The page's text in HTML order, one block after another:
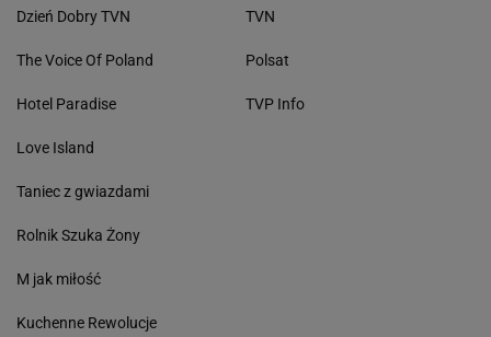
Dzień Dobry TVN
The Voice Of Poland
Hotel Paradise
Love Island
Taniec z gwiazdami
Rolnik Szuka Żony
M jak miłość
Kuchenne Rewolucje
TVN
Polsat
TVP Info